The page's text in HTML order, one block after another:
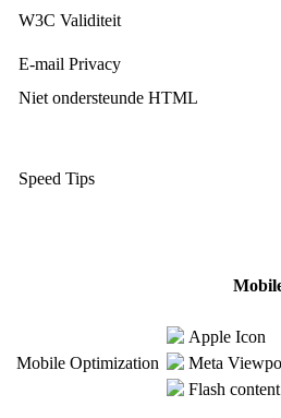
W3C Validiteit
E-mail Privacy
Niet ondersteunde HTML
Speed Tips
Mobile Optimization
Apple Icon
Meta
Flash content